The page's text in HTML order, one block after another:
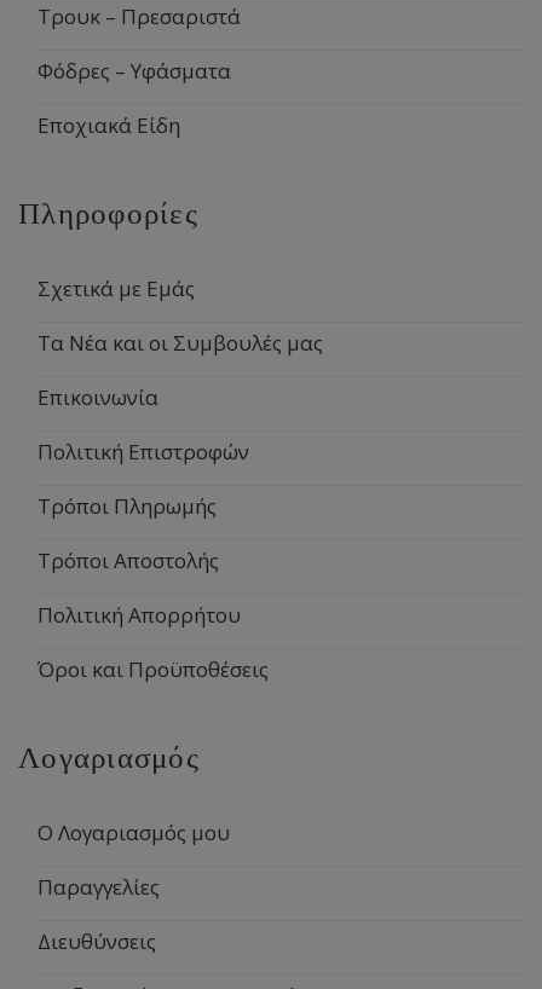
Τρουκ – Πρεσαριστά
Φόδρες – Υφάσματα
Εποχιακά Είδη
Πληροφορίες
Σχετικά με Εμάς
Τα Νέα και οι Συμβουλές μας
Επικοινωνία
Πολιτική Επιστροφών
Τρόποι Πληρωμής
Τρόποι Αποστολής
Πολιτική Απορρήτου
Όροι και Προϋποθέσεις
Λογαριασμός
Ο Λογαριασμός μου
Παραγγελίες
Διευθύνσεις